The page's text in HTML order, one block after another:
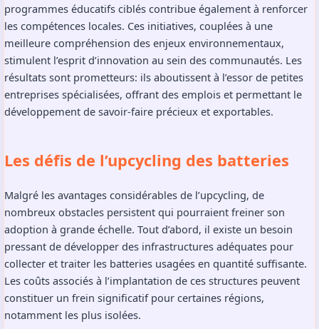
programmes éducatifs ciblés contribue également à renforcer
les compétences locales. Ces initiatives, couplées à une
meilleure compréhension des enjeux environnementaux,
stimulent l’esprit d’innovation au sein des communautés. Les
résultats sont prometteurs: ils aboutissent à l’essor de petites
entreprises spécialisées, offrant des emplois et permettant le
développement de savoir-faire précieux et exportables.
Les défis de l’upcycling des batteries
Malgré les avantages considérables de l’upcycling, de
nombreux obstacles persistent qui pourraient freiner son
adoption à grande échelle. Tout d’abord, il existe un besoin
pressant de développer des infrastructures adéquates pour
collecter et traiter les batteries usagées en quantité suffisante.
Les coûts associés à l’implantation de ces structures peuvent
constituer un frein significatif pour certaines régions,
notamment les plus isolées.